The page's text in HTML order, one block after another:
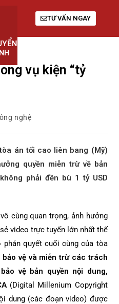
TƯ VẤN NGAY
vụ kiện “tỷ
nghệ
án tối cao liên bang (Mỹ)
quyền miễn trừ về bản
phải đền bù 1 tỷ USD
cùng quan trọng, ảnh hưởng
video trực tuyến lớn nhất thế
quyết cuối cùng của tòa
bảo vệ và miễn trừ các trách
vệ bản quyền nội dung,
(Digital Millenium Copyright
dung (các đoạn video) được